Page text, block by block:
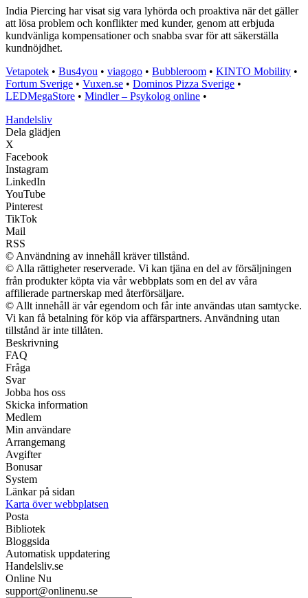
India Piercing har visat sig vara lyhörda och proaktiva när det gäller
att lösa problem och konflikter med kunder, genom att erbjuda
kundvänliga kompensationer och snabba svar för att säkerställa
kundnöjdhet.
Vetapotek • Bus4you • viagogo • Bubbleroom • KINTO Mobility •
Fortum Sverige • Vuxen.se • Dominos Pizza Sverige •
LEDMegaStore • Mindler – Psykolog online •
Handelsliv
Dela glädjen
X
Facebook
Instagram
LinkedIn
YouTube
Pinterest
TikTok
Mail
RSS
© Användning av innehåll kräver tillstånd.
© Alla rättigheter reserverade. Vi kan tjäna en del av försäljningen
från produkter köpta via vår webbplats som en del av våra
affilierade partnerskap med återförsäljare.
© Allt innehåll är vår egendom och får inte användas utan samtycke.
Vi kan få betalning för köp via affärspartners. Användning utan
tillstånd är inte tillåten.
Beskrivning
FAQ
Fråga
Svar
Jobba hos oss
Skicka information
Medlem
Min användare
Arrangemang
Avgifter
Bonusar
System
Länkar på sidan
Karta över webbplatsen
Posta
Bibliotek
Bloggsida
Automatisk uppdatering
Handelsliv.se
Online Nu
support@onlinenu.se